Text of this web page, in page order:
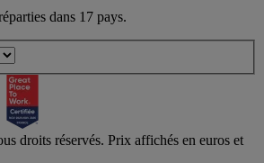
dans 17 pays.
droits réservés. Prix affichés en euros et